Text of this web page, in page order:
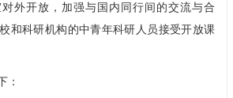
外开放，加强与国内同行间的交流与合
和科研机构的中青年科研人员接受开放课
：